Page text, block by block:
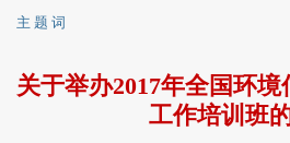
主 题 词
关于举办2017年全国环
工作培训班